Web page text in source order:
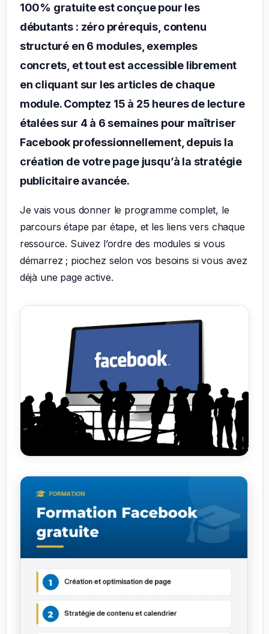
100% gratuite est conçue pour les
débutants : zéro prérequis, contenu
structuré en 6 modules, exemples
concrets, et tout est accessible librement
en cliquant sur les articles de chaque
module. Comptez 15 à 25 heures de lecture
étalées sur 4 à 6 semaines pour maîtriser
Facebook professionnellement, depuis la
création de votre page jusqu’à la stratégie
publicitaire avancée.
Je vais vous donner le programme complet, le
parcours étape par étape, et les liens vers chaque
ressource. Suivez l’ordre des modules si vous
démarrez ; piochez selon vos besoins si vous avez
déjà une page active.